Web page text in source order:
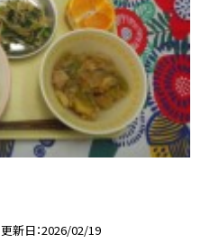
更新日 2026/02/19